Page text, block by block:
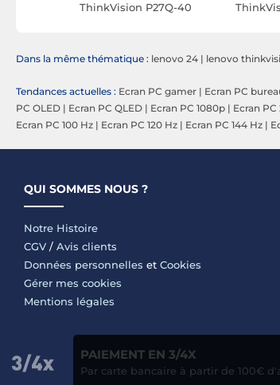
ThinkVision P27Q-40
Dans la même thématique : lenovo 24 | lenovo
Tendances actuelles : Ecran PC gamer | Ecran PC
PC OLED | Ecran PC QLED | Ecran PC 1080p | Ecran
Ecran PC 100 Hz | Ecran PC 120 Hz | Ecran PC 144 Hz |
QUI SOMMES NOUS ?
Notre Histoire
CGV / Avis clients
Données personnelles et Cookies
Gérer mes cookies
Mentions légales
PAIEMENT EN 3/4X
Par carte bancaire à partir de 100€